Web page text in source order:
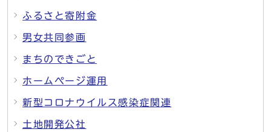
ふるさと寄附金
男女共同参画
まちのできごと
ホームページ運用
新型コロナウイルス感染症関連
土地開発公社